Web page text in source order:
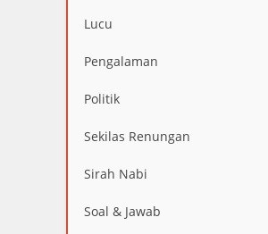
Lucu
Pengalaman
Politik
Sekilas Renungan
Sirah Nabi
Soal & Jawab